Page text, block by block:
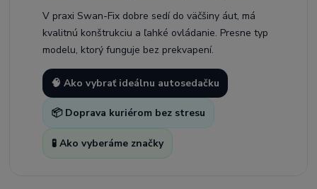
V praxi Swan-Fix dobre sedí do väčšiny áut, má
kvalitnú konštrukciu a ľahké ovládanie. Presne typ
modelu, ktorý funguje bez prekvapení.
🧠 Ako vybrať ideálnu autosedačku
📦 Doprava kuriérom bez stresu
🧪 Ako vyberáme značky